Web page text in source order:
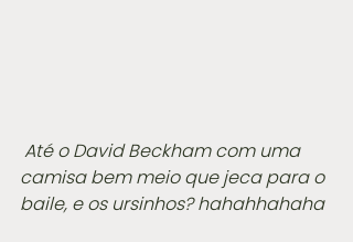
Até o David Beckham com uma
camisa bem meio que jeca para o
baile, e os ursinhos? hahahhahaha